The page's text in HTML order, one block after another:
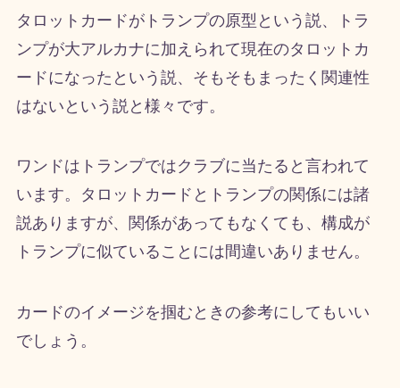
タロットカードがトランプの原型という説、トラ
ンプが大アルカナに加えられて現在のタロットカ
ードになったという説、そもそもまったく関連性
はないという説と様々です。
ワンドはトランプではクラブに当たると言われて
います。タロットカードとトランプの関係には諸
説ありますが、関係があってもなくても、構成が
トランプに似ていることには間違いありません。
カードのイメージを掴むときの参考にしてもいい
でしょう。